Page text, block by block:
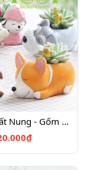
Gốm Thú Đất Nung - Gốm AquaGarden